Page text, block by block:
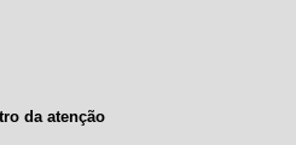
da atenção